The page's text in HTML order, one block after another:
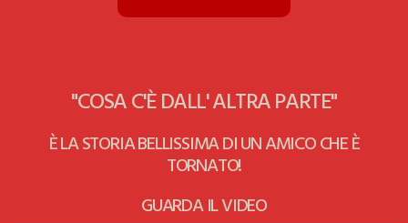
"COSA C'È DALL' ALTRA PARTE"
È LA STORIA BELLISSIMA DI UN AMICO CHE È
TORNATO!
GUARDA IL VIDEO